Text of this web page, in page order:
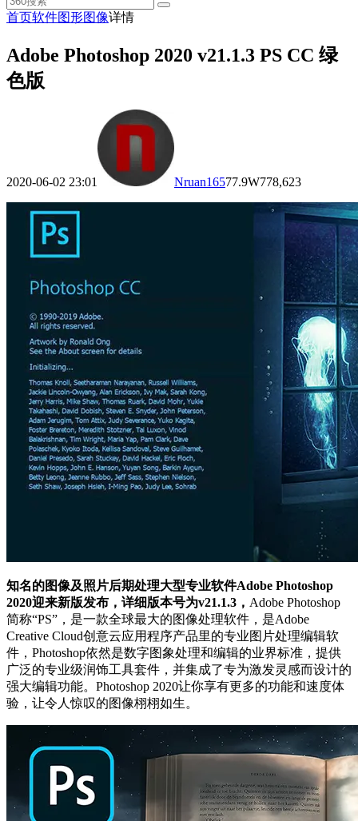
首页软件图形图像详情
Adobe Photoshop 2020 v21.1.3 PS CC 绿
色版
2020-06-02 23:01 Nruan16577.9W778,623
知名的图像及照片后期处理大型专业软件Adobe Photoshop
2020迎来新版发布，详细版本号为v21.1.3， Adobe Photoshop
简称“PS”，是一款全球最大的图像处理软件，是Adobe
Creative Cloud创意云应用程序产品里的专业图片处理编辑软
件，Photoshop依然是数字图象处理和编辑的业界标准，提供
广泛的专业级润饰工具套件，并集成了专为激发灵感而设计的
强大编辑功能。Photoshop 2020让你享有更多的功能和速度体
验，让令人惊叹的图像栩栩如生。